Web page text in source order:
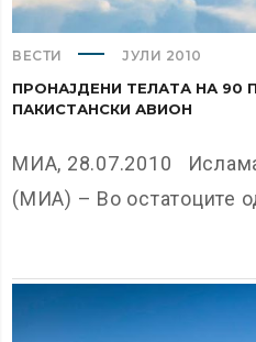
ВЕСТИ ЈУЛИ 2010
ПРОНАЈДЕНИ ТЕЛАТА НА 90
ПАКИСТАНСКИ АВИОН
МИА, 28.07.2010
(МИА) – Во остатоците